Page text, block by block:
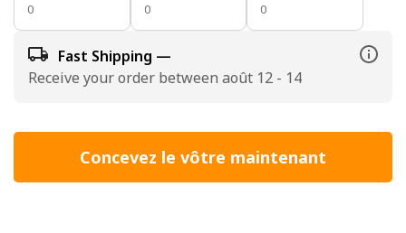
Fast Shipping —
Receive your order between août 12 - 14
Concevez le vôtre maintenant